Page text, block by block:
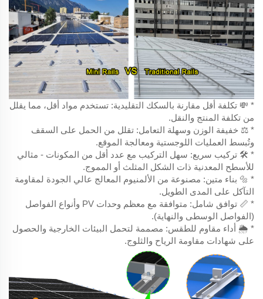
* 💸 تكلفة أقل مقارنة بالسكك التقليدية: تستخدم مواد أقل، مما يقلل
من تكلفة المنتج والنقل.
* ⚖️ خفيفة الوزن وسهلة التعامل: تقلل من الحمل على السقف
وتُبسط العمليات اللوجستية ومعالجة الموقع.
* 🛠️ تركيب سريع: سهل التركيب مع عدد أقل من المكونات - مثالي
للأسطح المعدنية ذات الشكل المثلث أو المموج.
* 🔩 بناء متين: مصنوعة من الألمنيوم المعالج عالي الجودة لمقاومة
التآكل على المدى الطويل.
* 📏 توافق شامل: متوافقة مع معظم وحدات PV وأنواع الفواصل
(الفواصل الوسطى والنهاية).
* 🌦️ أداء مقاوم للطقس: مصممة لتحمل البيئات الخارجية والحصول
على شهادات مقاومة الرياح والثلوج.